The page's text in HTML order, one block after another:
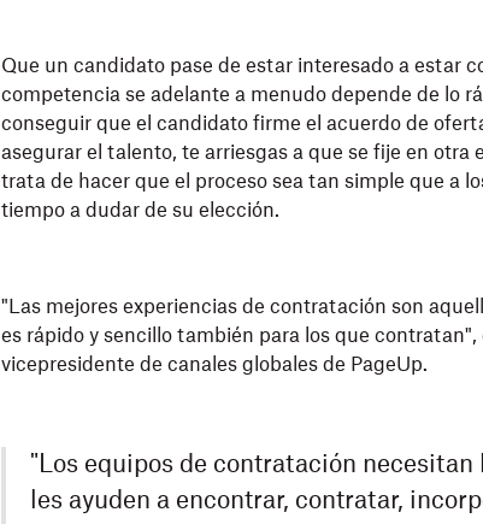
Que un candidato pase de estar interesado a estar
competencia se adelante a menudo depende de lo
conseguir que el candidato firme el acuerdo de
asegurar el talento, te arriesgas a que se fije en otra
trata de hacer que el proceso sea tan simple que a
tiempo a dudar de su elección.
"Las mejores experiencias de contratación son
es rápido y sencillo también para los que contratan",
vicepresidente de canales globales de PageUp.
"Los equipos de contratación
les ayuden a encontrar, contratar,